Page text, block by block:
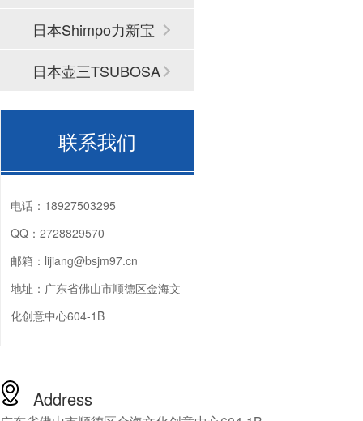
CH
日本Shimpo力新宝
日本壶三TSUBOSA
N
联系我们
电话： 18927503295
QQ： 2728829570
邮箱： lijiang@bsjm97.cn
地址： 广东省佛山市顺德区金海文
化创意中心604-1B
Address